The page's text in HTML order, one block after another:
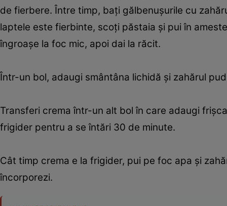
de fierbere. Între timp, bați gălbenușurile cu
laptele este fierbinte, scoți păstaia și pui în
îngroașe la foc mic, apoi dai la răcit.
Într-un bol, adaugi smântâna lichidă și zahărul
Transferi crema într-un alt bol în care adaugi
frigider pentru a se întări 30 de minute.
Cât timp crema e la frigider, pui pe foc apa și
încorporezi.